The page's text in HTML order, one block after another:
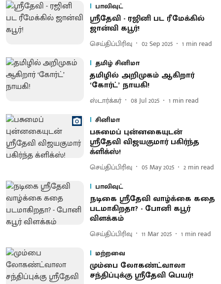
பாலிவுட்
ஸ்ரீதேவி - ரஜினி பட ரீமேக்கில்
ஜான்வி கபூர்!
செய்திப்பிரிவு 02 Sep 2025 1 min read
தமிழ் சினிமா
தமிழில் அறிமுகம் ஆகிறார்
‘கோர்ட்’ நாயகி!
ஸ்டார்க்கர் 08 Jul 2025 1 min read
சினிமா
பசுமைப் புன்னகையுடன்
ஸ்ரீதேவி விஜயகுமார் பகிர்ந்த
க்ளிக்ஸ்!
செய்திப்பிரிவு 05 May 2025 2 min read
பாலிவுட்
நடிகை ஸ்ரீதேவி வாழ்க்கை கதை
படமாகிறதா? - போனி கபூர்
விளக்கம்
செய்திப்பிரிவு 11 Mar 2025 1 min read
மற்றவை
மும்பை லோகண்ட்வாலா
சந்திப்புக்கு ஸ்ரீதேவி பெயர்!